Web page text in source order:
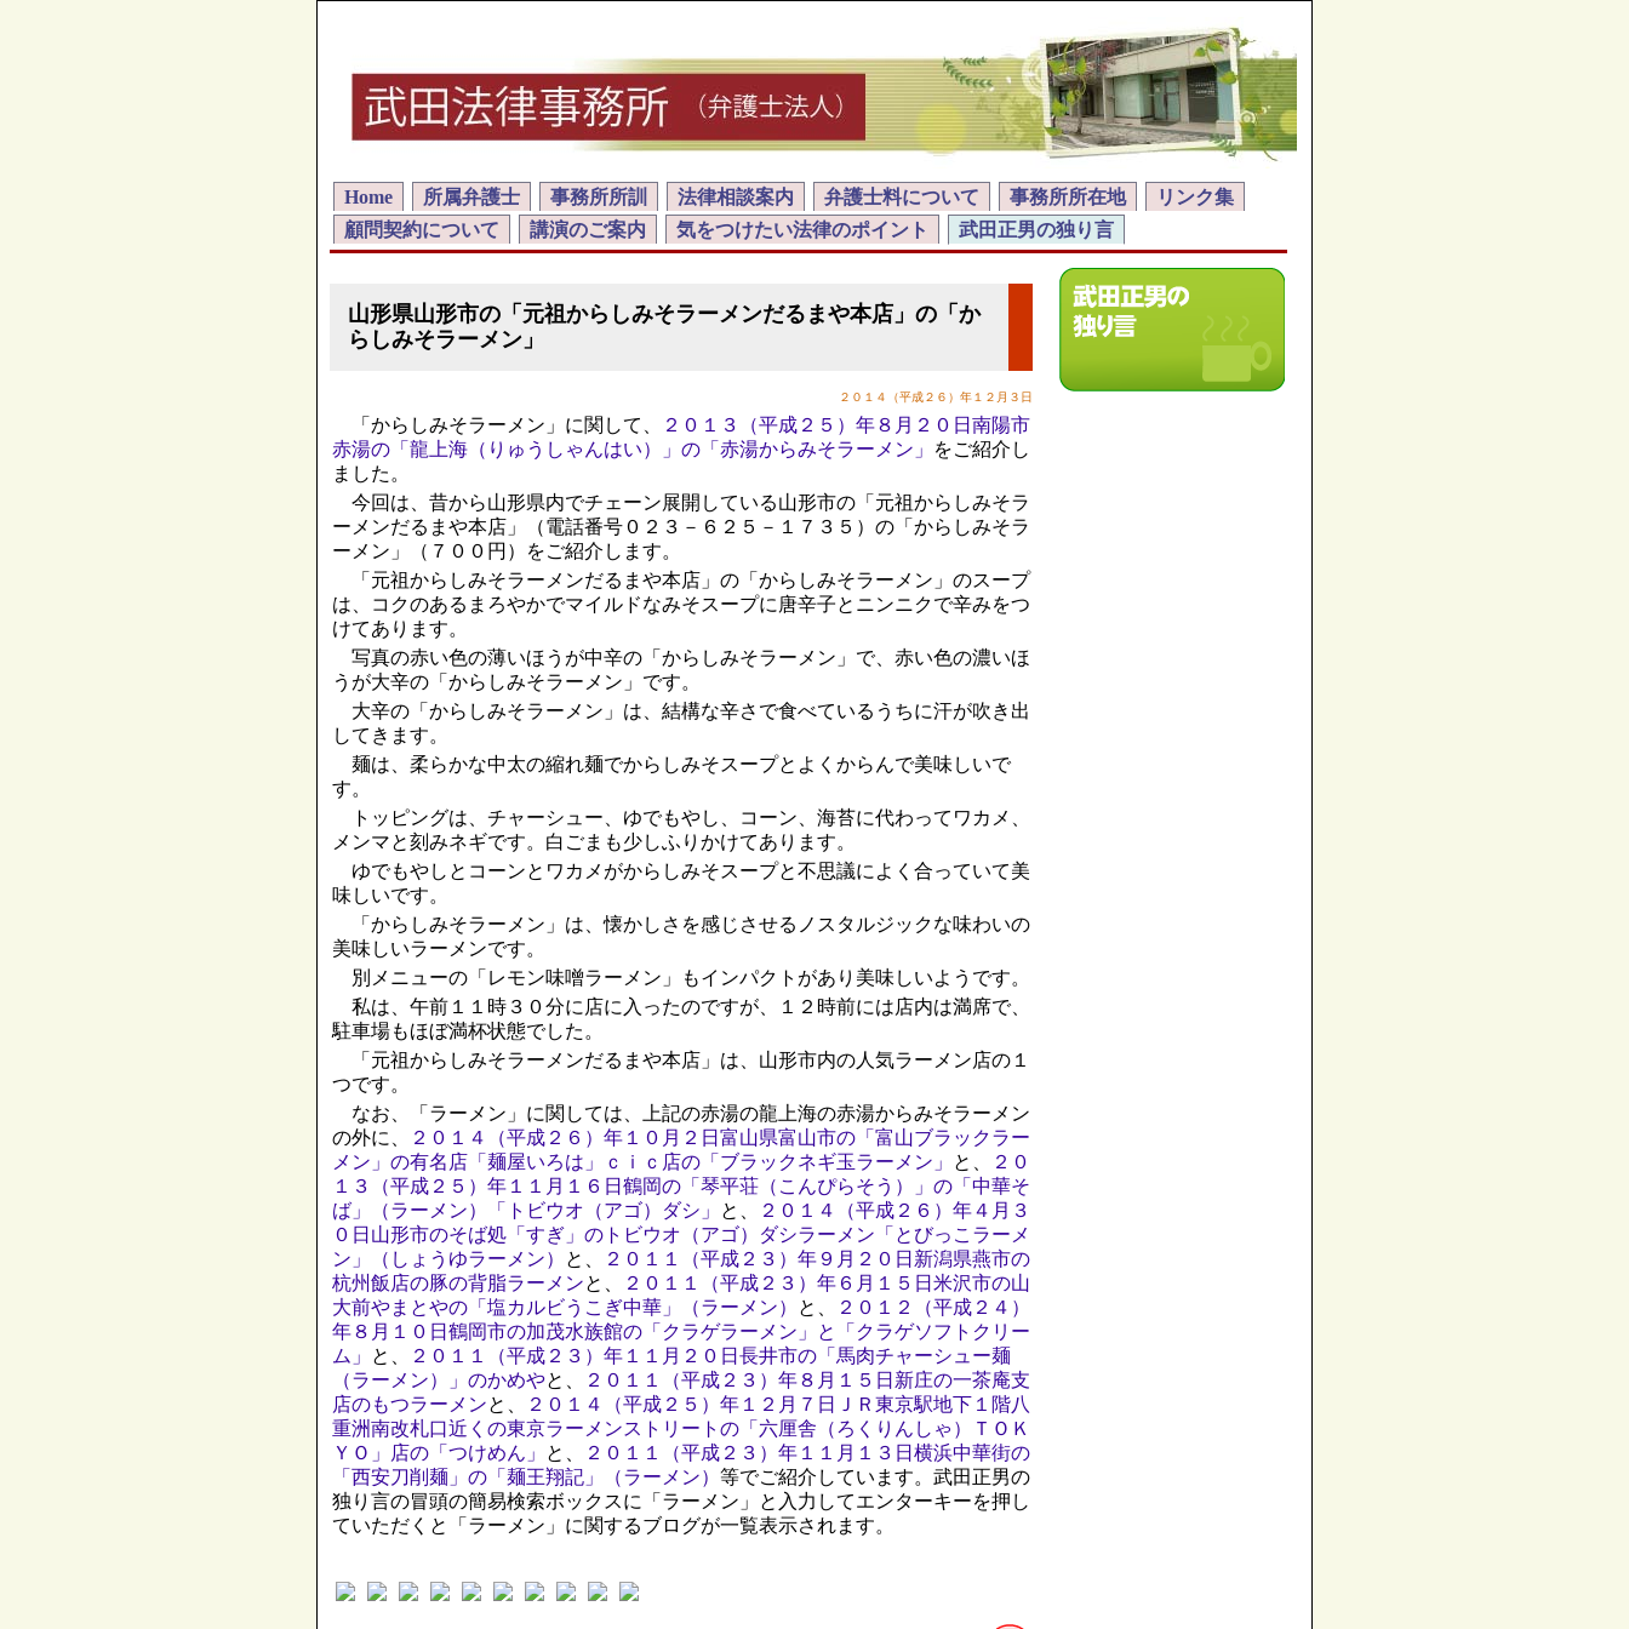
Home 所属弁護士 事務所所訓 法律相談案内 弁護士料について 事務所所在地
リンク集
顧問契約について
講演のご案内 気をつけたい法律のポイント 武田正男の独り言
山形県山形市の「元祖からしみそラーメンだるまや本店」の「か
らしみそラーメン」
２０１４（平成２６）年１２月３日
「からしみそラーメン」に関して、
２０１３（平成２５）年８月２０日南陽市
赤湯の「龍上海（りゅうしゃんはい）」の「赤湯からみそラーメン」
をご紹介し
ました。
今回は、昔から山形県内でチェーン展開している山形市の「元祖からしみそラ
ーメンだるまや本店」（電話番号０２３－６２５－１７３５）の「からしみそラ
ーメン」（７００円）をご紹介します。
「元祖からしみそラーメンだるまや本店」の「からしみそラーメン」のスープ
は、コクのあるまろやかでマイルドなみそスープに唐辛子とニンニクで辛みをつ
けてあります。
写真の赤い色の薄いほうが中辛の「からしみそラーメン」で、赤い色の濃いほ
うが大辛の「からしみそラーメン」です。
大辛の「からしみそラーメン」は、結構な辛さで食べているうちに汗が吹き出
してきます。
麺は、柔らかな中太の縮れ麺でからしみそスープとよくからんで美味しいで
す。
トッピングは、チャーシュー、ゆでもやし、コーン、海苔に代わってワカメ、
メンマと刻みネギです。白ごまも少しふりかけてあります。
ゆでもやしとコーンとワカメがからしみそスープと不思議によく合っていて美
味しいです。
「からしみそラーメン」は、懐かしさを感じさせるノスタルジックな味わいの
美味しいラーメンです。
別メニューの「レモン味噌ラーメン」もインパクトがあり美味しいようです。
私は、午前１１時３０分に店に入ったのですが、１２時前には店内は満席で、
駐車場もほぼ満杯状態でした。
「元祖からしみそラーメンだるまや本店」は、山形市内の人気ラーメン店の１
つです。
なお、「ラーメン」に関しては、上記の赤湯の龍上海の赤湯からみそラーメン
の外に、
２０１４（平成２６）年１０月２日富山県富山市の「富山ブラックラー
メン」の有名店「麺屋いろは」ｃｉｃ店の「ブラックネギ玉ラーメン」
と、
２０
１３（平成２５）年１１月１６日鶴岡の「琴平荘（こんぴらそう）」の「中華そ
ば」（ラーメン）「トビウオ（アゴ）ダシ」
と、
２０１４（平成２６）年４月３
０日山形市のそば処「すぎ」のトビウオ（アゴ）ダシラーメン「とびっこラーメ
ン」（しょうゆラーメン）
と、
２０１１（平成２３）年９月２０日新潟県燕市の
杭州飯店の豚の背脂ラーメンと、
２０１１（平成２３）年６月１５日米沢市の山
大前やまとやの「塩カルビうこぎ中華」（ラーメン）
と、
２０１２（平成２４）
年８月１０日鶴岡市の加茂水族館の「クラゲラーメン」と「クラゲソフトクリー
ム」
と、
２０１１（平成２３）年１１月２０日長井市の「馬肉チャーシュー麺
（ラーメン）」のかめやと、
２０１１（平成２３）年８月１５日新庄の一茶庵支
店のもつラーメンと、
２０１４（平成２５）年１２月７日ＪＲ東京駅地下１階八
重洲南改札口近くの東京ラーメンストリートの「六厘舎（ろくりんしゃ）ＴＯＫ
ＹＯ」店の「つけめん」
と、
２０１１（平成２３）年１１月１３日横浜中華街の
「西安刀削麺」の「麺王翔記」（ラーメン） 等でご紹介しています。武田正男の
独り言の冒頭の簡易検索ボックスに「ラーメン」と入力してエンターキーを押し
ていただくと「ラーメン」に関するブログが一覧表示されます。